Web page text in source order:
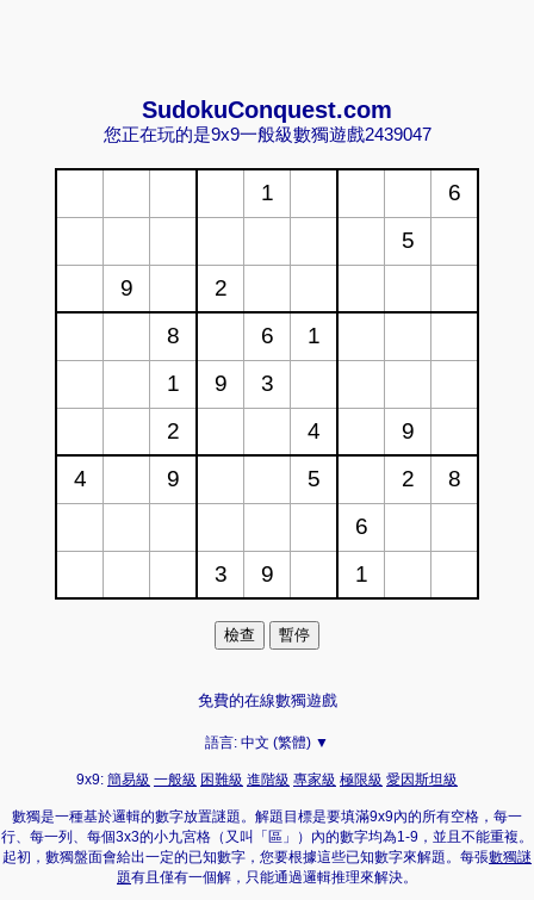
SudokuConquest.com
您正在玩的是9x9一般級數獨遊戲2439047
免費的在線數獨遊戲
語言: 中文 (繁體) ▼
9x9: 簡易級 一般級 困難級 進階級 專家級 極限級 愛因斯坦級
數獨是一種基於邏輯的數字放置謎題。解題目標是要填滿9x9內的所有空格，每一
行、每一列、每個3x3的小九宮格（又叫「區」）內的數字均為1-9，並且不能重複。
起初，數獨盤面會給出一定的已知數字，您要根據這些已知數字來解題。每張數獨謎
題有且僅有一個解，只能通過邏輯推理來解決。